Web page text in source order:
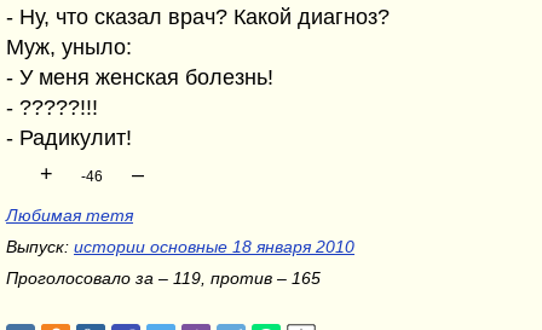
- Ну, что сказал врач? Какой диагноз?
Муж, уныло:
- У меня женская болезнь!
- ?????!!!
- Радикулит!
+
-46 –
Любимая тетя
Выпуск: истории основные 18 января 2010
Проголосовало за – 119, против – 165